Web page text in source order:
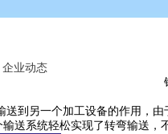
企业动态
到另一个加工设备的作用，
送系统轻松实现了转弯输送